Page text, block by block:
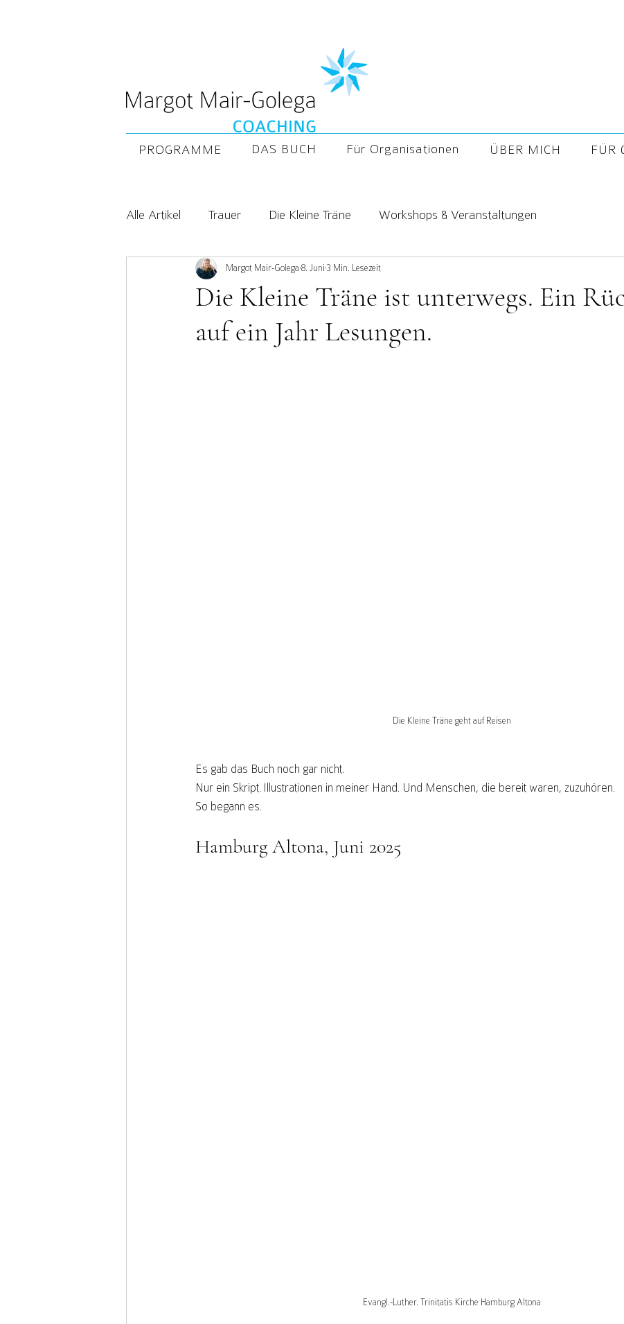
PROGRAMME DAS BUCH Für Organisationen ÜBER MICH FÜR
Alle Artikel Trauer Die Kleine Träne Workshops & Veranstaltungen
Die Kleine Träne ist unterwegs. Ein
auf ein Jahr Lesungen.
Margot Mair-Golega 8. Juni 3 Min. Lesezeit
Die Kleine Träne geht auf Reisen
Es gab das Buch noch gar nicht.
Nur ein Skript. Illustrationen in meiner Hand. Und Menschen, die bereit waren, zuzuhören.
So begann es.
Hamburg Altona, Juni 2025
Evangl.-Luther. Trinitatis Kirche Hamburg Altona